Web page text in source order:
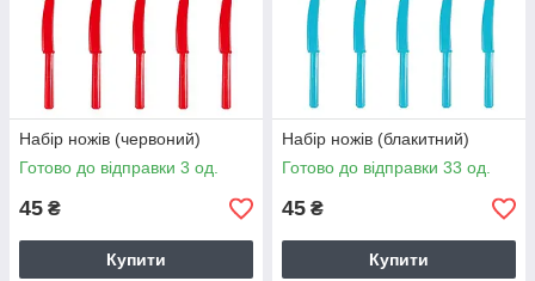
Набір ножів (червоний)
Готово до відправки 3 од.
45 ₴
Купити
Набір ножів (блакитний)
Готово до відправки 33 од.
45 ₴
Купити